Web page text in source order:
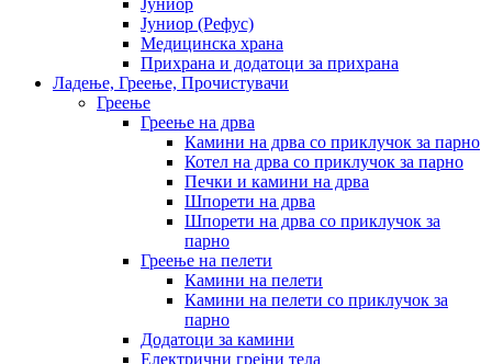
Јуниор (Рефус)
Медицинска храна
Прихрана и додатоци за прихрана
Ладење, Греење, Прочистувачи
Греење
Греење на дрва
Камини на дрва со приклучок за парно
Котел на дрва со приклучок за парно
Печки и камини на дрва
Шпорети на дрва
Шпорети на дрва со приклучок за
парно
Греење на пелети
Камини на пелети
Камини на пелети со приклучок за
парно
Додатоци за камини
Електрични грејни тела